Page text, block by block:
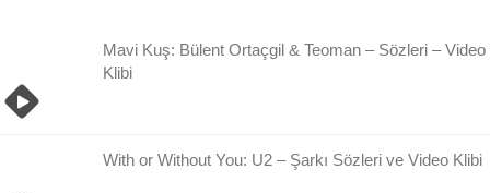
Mavi Kuş: Bülent Ortaçgil & Teoman – Sözleri – Video
Klibi
With or Without You: U2 – Şarkı Sözleri ve Video Klibi